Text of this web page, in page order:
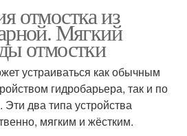
отмостка из
Мягкий
отмостки
устраиваться как обычным
гидробарьера, так и по
два типа устройства
мягким и жёстким.